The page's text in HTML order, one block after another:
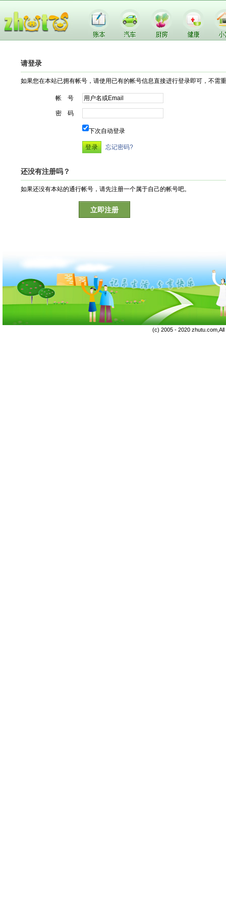
请登录
如果您在本站已拥有帐号，请使用已有的帐号信息直接进行登录即可，不需
帐 号
密 码
下次自动登录
忘记密码?
还没有注册吗？
如果还没有本站的通行帐号，请先注册一个属于自己的帐号吧。
立即注册
(c) 2005 - 2020